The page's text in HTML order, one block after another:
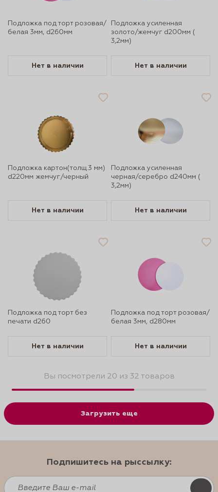
Подложка под торт розовая/
белая 3мм, d260мм
Нет в наличии
Подложка усиленная
золото/жемчуг d200мм (
3,2мм)
Нет в наличии
Подложка картон(толщ.3 мм)
d220мм жемчуг/черный
Нет в наличии
Подложка усиленная
черная/серебро d240мм (
3,2мм)
Нет в наличии
Подложка под торт без
печати d260
Нет в наличии
Подложка под торт розовая/
белая 3мм, d280мм
Нет в наличии
Вы посмотрели 20 из 32 товаров
Загрузить еще
Подпишитесь на рыссылку: